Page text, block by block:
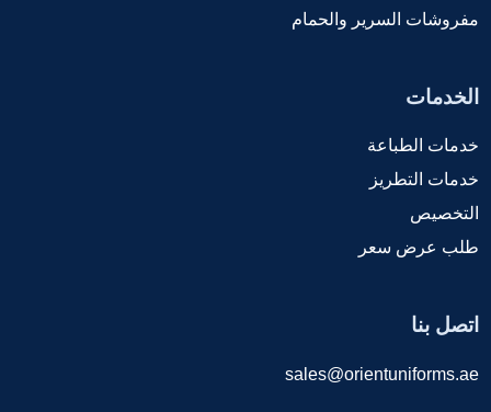
مفروشات السرير والحمام
الخدمات
خدمات الطباعة
خدمات التطريز
التخصيص
طلب عرض سعر
اتصل بنا
sales@orientuniforms.ae